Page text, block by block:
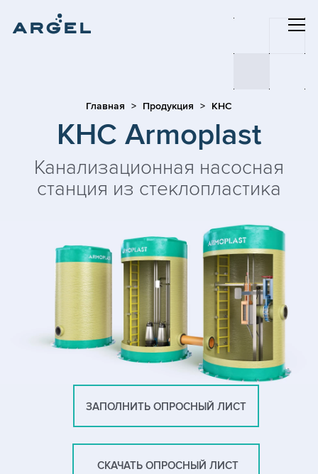
Главная Продукция КНС
КНС Armoplast
Канализационная насосная
станция из стеклопластика
ЗАПОЛНИТЬ ОПРОСНЫЙ ЛИСТ
СКАЧАТЬ ОПРОСНЫЙ ЛИСТ